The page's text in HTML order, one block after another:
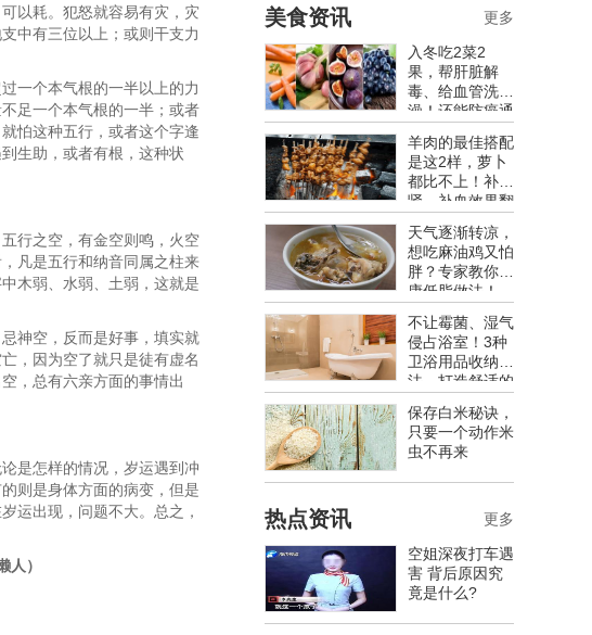
以耗。犯怒就容易有灾，灾
中有三位以上；或则干支力
一个本气根的一半以上的力
足一个本气根的一半；或者
怕这种五行，或者这个字逢
生助，或者有根，这种状
行之空，有金空则鸣，火空
凡是五行和纳音同属之柱来
木弱、水弱、土弱，这就是
神空，反而是好事，填实就
，因为空了就只是徒有虚名
，总有六亲方面的事情出
是怎样的情况，岁运遇到冲
则是身体方面的病变，但是
运出现，问题不大。总之，
）
美食资讯
入冬吃2菜2
果，帮肝脏解
毒、给血管洗
澡！还能防癌通
羊肉的最佳搭配
是这2样，萝卜
都比不上！补
肾、补血效果翻
荐
天气逐渐转凉，
想吃麻油鸡又怕
胖？专家教你健
康低脂做法！
不让霉菌、湿气
侵占浴室！3种
卫浴用品收纳
法，打造舒适的
保存白米秘诀，
只要一个动作米
虫不再来
更多
热点资讯
空姐深夜打车遇
害 背后原因究
竟是什么?
更多